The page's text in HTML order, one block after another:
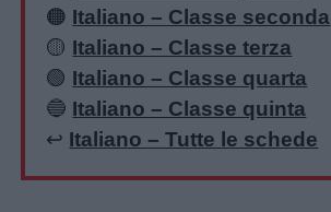
🟠 Italiano – Classe seconda
🟡 Italiano – Classe terza
🟢 Italiano – Classe quarta
🔵 Italiano – Classe quinta
↩️ Italiano – Tutte le schede